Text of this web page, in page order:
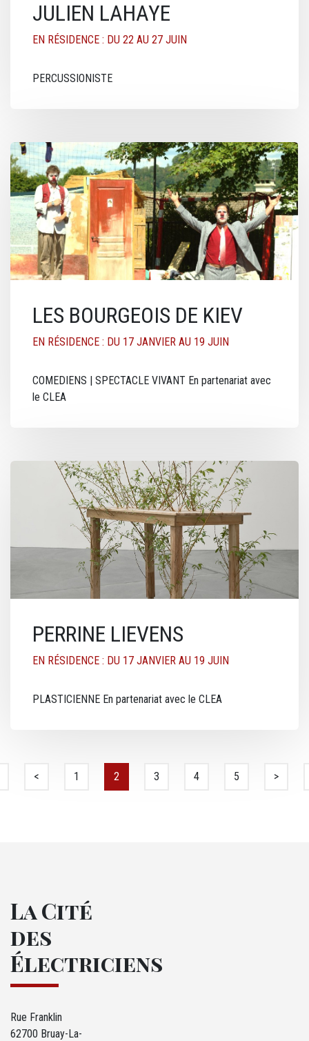
JULIEN LAHAYE
EN RÉSIDENCE : DU 22 AU 27 JUIN
PERCUSSIONISTE
Image
LES BOURGEOIS DE KIEV
EN RÉSIDENCE : DU 17 JANVIER AU 19 JUIN
COMEDIENS | SPECTACLE VIVANT En partenariat avec
le CLEA
PERRINE LIEVENS
EN RÉSIDENCE : DU 17 JANVIER AU 19 JUIN
PLASTICIENNE En partenariat avec le CLEA
Pagination
Page précédente
< Page
1 Page courante
2 Page
3 Page
4 Page
5 Page
>
La Cité
des
Électriciens
Rue Franklin
62700 Bruay-La-